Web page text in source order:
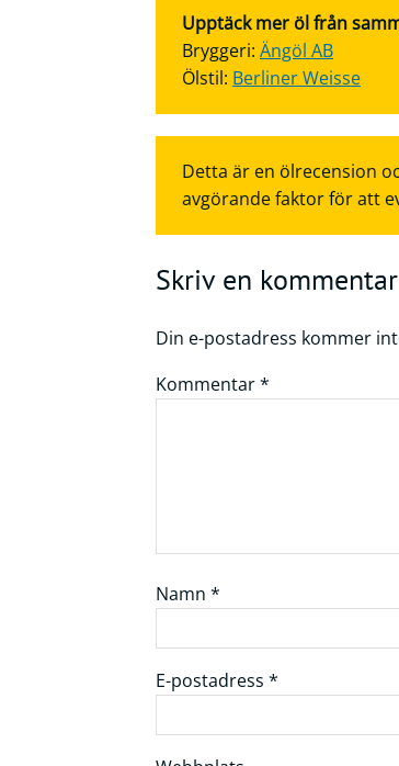
Upptäck mer öl från
Bryggeri: Ängöl AB
Ölstil: Berliner Weisse
Detta är en ölrecension
avgörande faktor för att
Skriv en kommentar
Din e-postadress kommer
Kommentar*
Namn *
E-postadress *